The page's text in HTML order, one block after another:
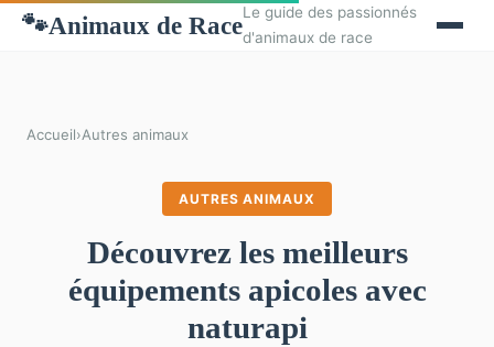
🐾Animaux de RaceLe guide des passionnés
d'animaux de race
Accueil›Autres animaux
AUTRES ANIMAUX
Découvrez les meilleurs
équipements apicoles avec
naturapi